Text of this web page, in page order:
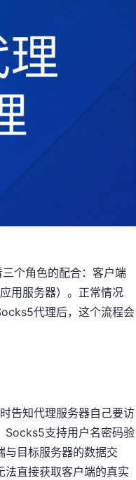
个角色的配合：客户端
用服务器）。正常情况
代理后，这个流程会
告知代理服务器自己要访
Socks5支持用户名密码验
与目标服务器的数据交
法直接获取客户端的真实